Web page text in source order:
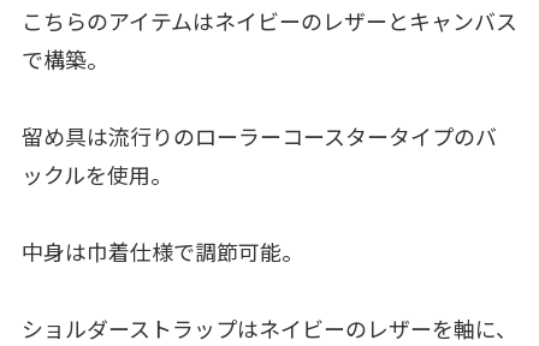
こちらのアイテムはネイビーのレザーとキャンバス
で構築。
留め具は流行りのローラーコースタータイプのバ
ックルを使用。
中身は巾着仕様で調節可能。
ショルダーストラップはネイビーのレザーを軸に、